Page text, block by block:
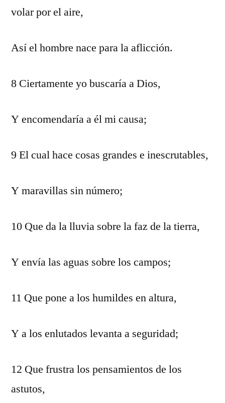
volar por el aire,
Así el hombre nace para la aflicción.
8 Ciertamente yo buscaría a Dios,
Y encomendaría a él mi causa;
9 El cual hace cosas grandes e inescrutables,
Y maravillas sin número;
10 Que da la lluvia sobre la faz de la tierra,
Y envía las aguas sobre los campos;
11 Que pone a los humildes en altura,
Y a los enlutados levanta a seguridad;
12 Que frustra los pensamientos de los
astutos,